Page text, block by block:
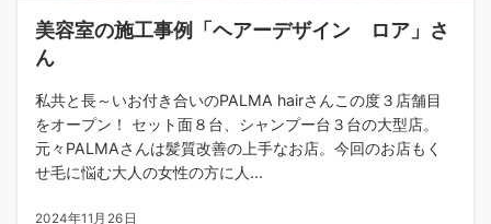
美容室の施工事例「ヘアーデザイン ロア」さ
ん
私共と長～いお付き合いのPALMA hairさんこの度３店舗目
をオープン！ セット面８台、シャンプー台３台の大型店。
元々PALMAさんは髪質改善の上手なお店。今回のお店もく
せ毛に悩む大人の女性の方に人...
2024年11月26日